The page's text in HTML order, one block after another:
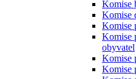
Komise
Komise
Komise
Komise
obyvatel
Komise
Komise